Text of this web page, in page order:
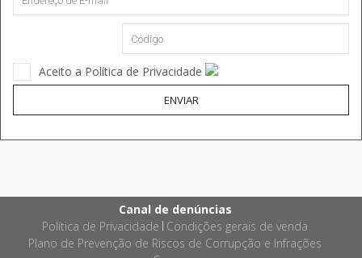
Aceito a Política de Privacidade
ENVIAR
Canal de denúncias
Política de Privacidade Condições gerais de venda
Plano de Prevenção de Riscos de Corrupção e Infrações